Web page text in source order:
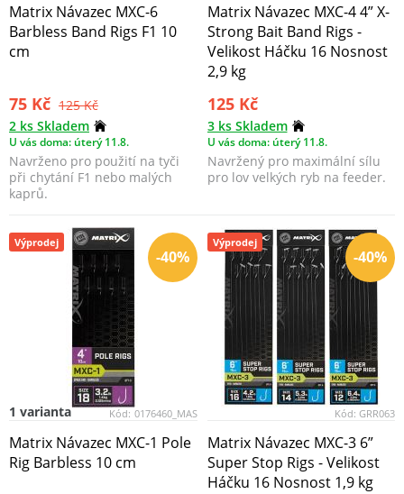
Matrix Návazec MXC-6
Barbless Band Rigs F1 10
cm
75 Kč 125 Kč
2 ks Skladem
U vás doma: úterý 11.8.
Navrženo pro použití na tyči
při chytání F1 nebo malých
kaprů.
Matrix Návazec MXC-4 4” X-
Strong Bait Band Rigs -
Velikost Háčku 16 Nosnost
2,9 kg
125 Kč
3 ks Skladem
U vás doma: úterý 11.8.
Navržený pro maximální sílu
pro lov velkých ryb na feeder.
-40%
Výprodej
Kód: 0176460_MAS
1 varianta
Matrix Návazec MXC-1 Pole
Rig Barbless 10 cm
-40%
Výprodej
Kód: GRR063
Matrix Návazec MXC-3 6”
Super Stop Rigs - Velikost
Háčku 16 Nosnost 1,9 kg